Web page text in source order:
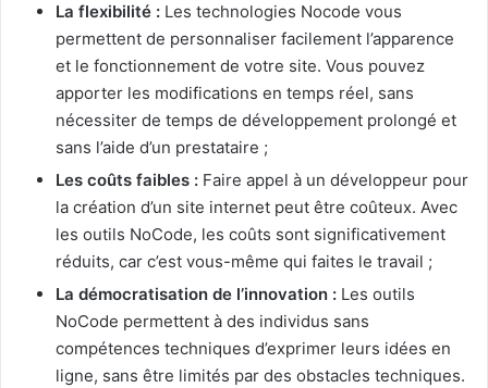
La flexibilité : Les technologies Nocode vous
permettent de personnaliser facilement l’apparence
et le fonctionnement de votre site. Vous pouvez
apporter les modifications en temps réel, sans
nécessiter de temps de développement prolongé et
sans l’aide d’un prestataire ;
Les coûts faibles : Faire appel à un développeur pour
la création d’un site internet peut être coûteux. Avec
les outils NoCode, les coûts sont significativement
réduits, car c’est vous-même qui faites le travail ;
La démocratisation de l’innovation : Les outils
NoCode permettent à des individus sans
compétences techniques d’exprimer leurs idées en
ligne, sans être limités par des obstacles techniques.